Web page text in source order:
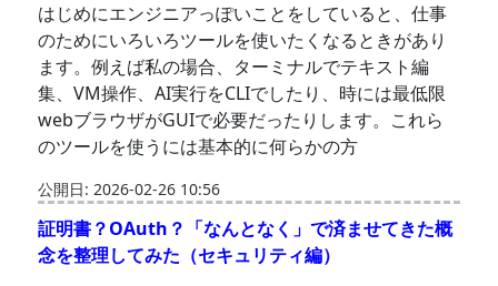
はじめにエンジニアっぽいことをしていると、仕事
のためにいろいろツールを使いたくなるときがあり
ます。例えば私の場合、ターミナルでテキスト編
集、VM操作、AI実行をCLIでしたり、時には最低限
webブラウザがGUIで必要だったりします。これら
のツールを使うには基本的に何らかの方
公開日: 2026-02-26 10:56
証明書？OAuth？「なんとなく」で済ませてきた概
念を整理してみた（セキュリティ編）